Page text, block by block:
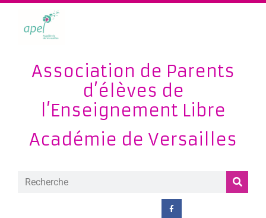
Association de Parents
d’élèves de
l’Enseignement Libre
Académie de Versailles